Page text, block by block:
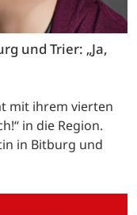
und Trier: „Ja,
mit ihrem vierten
in die Region.
in Bitburg und